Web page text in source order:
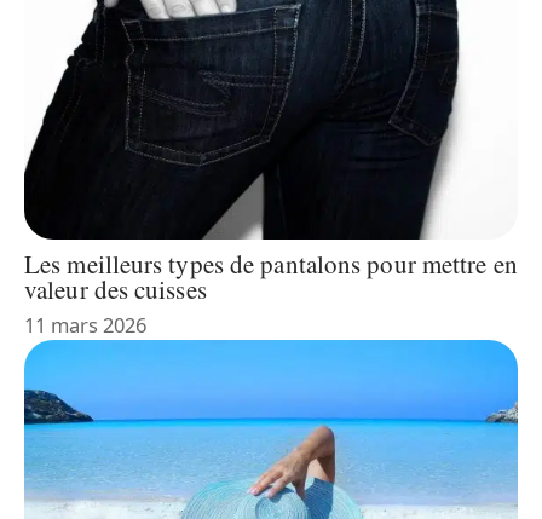
Les meilleurs types de pantalons pour mettre en
valeur des cuisses
11 mars 2026